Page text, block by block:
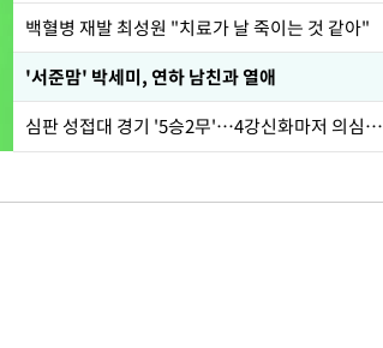
백혈병 재발 최성원 "치료가 날 죽이는 것 같아"
'서준맘' 박세미, 연하 남친과 열애
심판 성접대 경기 '5승2무'…4강신화마저 의심받아